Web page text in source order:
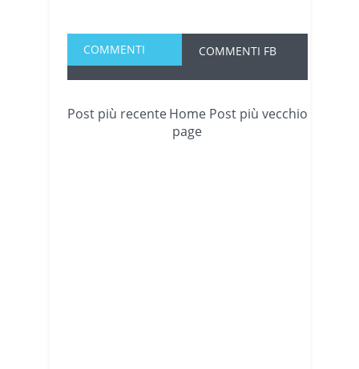
COMMENTI COMMENTI FB
Post più recente Post più vecchio
Home
page